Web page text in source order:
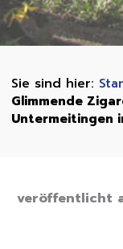
Glimmende
Untermeitingen
veröffentlicht